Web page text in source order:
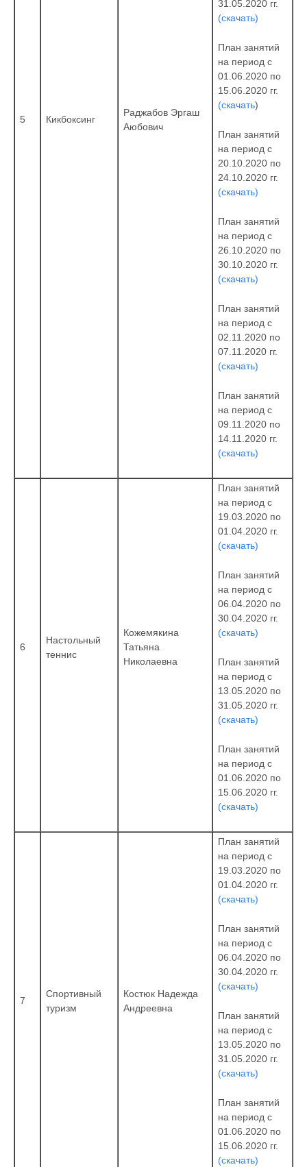
5 Кикбоксинг
Раджабов Эргаш
Аюбович
31.05.2020 гг.
(скачать)
План занятий
на период с
01.06.2020 по
15.06.2020 гг.
(скачать)
План занятий
на период с
20.10.2020 по
24.10.2020 гг.
(скачать)
План занятий
на период с
26.10.2020 по
30.10.2020 гг.
(скачать)
План занятий
на период с
02.11.2020 по
07.11.2020 гг.
(скачать)
План занятий
на период с
09.11.2020 по
14.11.2020 гг.
(скачать)
6
Настольный
теннис
Кожемякина
Татьяна
Николаевна
План занятий
на период с
19.03.2020 по
01.04.2020 гг.
(скачать)
План занятий
на период с
06.04.2020 по
30.04.2020 гг.
(скачать)
План занятий
на период с
13.05.2020 по
31.05.2020 гг.
(скачать)
План занятий
на период с
01.06.2020 по
15.06.2020 гг.
(скачать)
7
Спортивный
туризм
Костюк Надежда
Андреевна
План занятий
на период с
19.03.2020 по
01.04.2020 гг.
(скачать)
План занятий
на период с
06.04.2020 по
30.04.2020 гг.
(скачать)
План занятий
на период с
13.05.2020 по
31.05.2020 гг.
(скачать)
План занятий
на период с
01.06.2020 по
15.06.2020 гг.
(скачать)